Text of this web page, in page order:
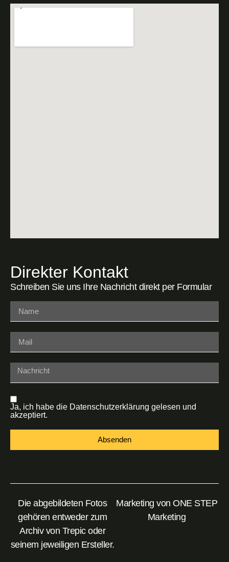
Direkter Kontakt
Schreiben Sie uns Ihre Nachricht direkt per Formular
Ja, ich habe die Datenschutzerklärung gelesen und
akzeptiert.
Absenden
Die abgebildeten Fotos
gehören entweder zum
Archiv von Trepic oder
seinem jeweiligen Ersteller.
Marketing von ONE STEP
Marketing